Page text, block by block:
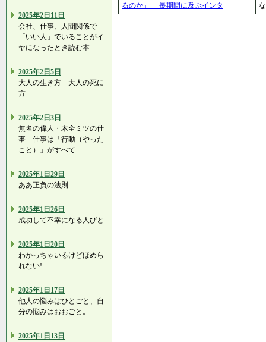
2025年2日11日
会社、仕事、人間関係で
「いい人」でいることがイ
ヤになったとき読む本
2025年2日5日
大人の生き方 大人の死に
方
2025年2日3日
無名の偉人・木全ミツの仕
事 仕事は「行動（やった
こと）」がすべて
2025年1日29日
ああ正負の法則
2025年1日26日
成功して不幸になる人びと
2025年1日20日
わかっちゃいるけどほめら
れない!
2025年1日17日
他人の悩みはひとごと、自
分の悩みはおおごと。
2025年1日13日
るのか」 長期間に及ぶインタ